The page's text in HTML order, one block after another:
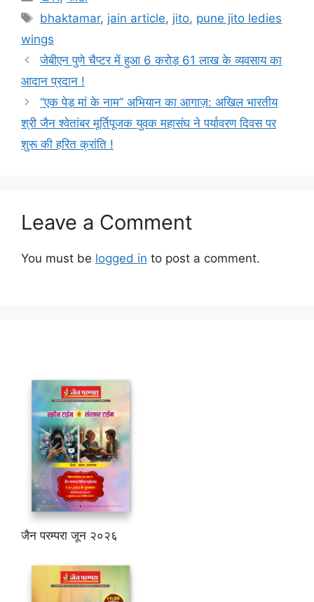
Tags
bhaktamar, jain article, jito, pune jito ledies
wings
जेबीएन पुणे चैप्टर में हुआ 6 करोड़ 61 लाख के व्यवसाय का
आदान प्रदान !
“एक पेड़ मां के नाम” अभियान का आगाज़: अखिल भारतीय
श्री जैन श्वेतांबर मूर्तिपूजक युवक महासंघ ने पर्यावरण दिवस पर
शुरू की हरित क्रांति !
Leave a Comment
You must be logged in to post a comment.
जैन परम्परा जून २०२६